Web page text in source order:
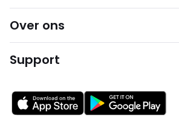
Over ons
Support